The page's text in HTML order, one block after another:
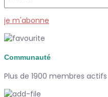
je m'abonne
Communauté
Plus de 1900 membres actifs